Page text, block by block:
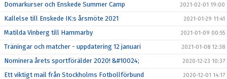
Domarkurser och Enskede Summer Camp 2021-02-01 19:00
Kallelse till Enskede IK:s årsmöte 2021 2021-01-29 11:41
Matilda Vinberg till Hammarby 2021-01-09 00:55
Träningar och matcher - uppdatering 12 januari 2021-01-08 12:38
Nominera årets sportförälder 2020! &#10024; 2020-12-23 10:37
Ett viktigt mail från Stockholms Fotbollförbund 2020-12-01 14:17